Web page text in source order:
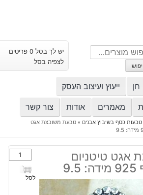
יש לך בסל 0 פריטים
לצפיה בסל
חן ייעוץ ועיצוב העסק
מאמרים אודות צור קשר
טבעות כסף בשיבוץ אבנים » טבעת משובצת אגט
אגט טיטניום
כמות
של
טבעת
לסל